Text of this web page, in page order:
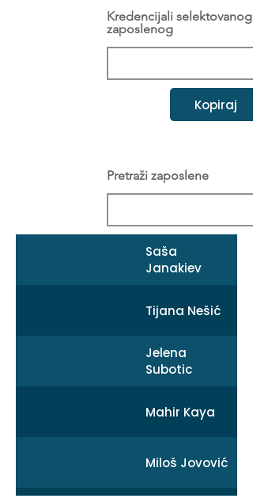
Kredencijali selektovanog
zaposlenog
Kopiraj
Pretraži zaposlene
Saša
Janakiev
Tijana Nešić
Jelena
Subotic
Mahir Kaya
Miloš Jovović